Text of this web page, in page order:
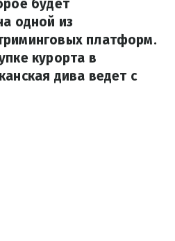
будет
одной из
платформ.
курорта в
дива ведет с